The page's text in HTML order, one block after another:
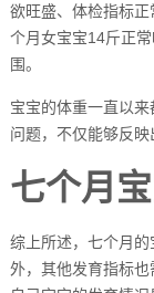
欲旺盛、体检指标
个月女宝宝14斤正
围。
宝宝的体重一直以
问题，不仅能够反映
七个月
综上所述，七个月
外，其他发育指标